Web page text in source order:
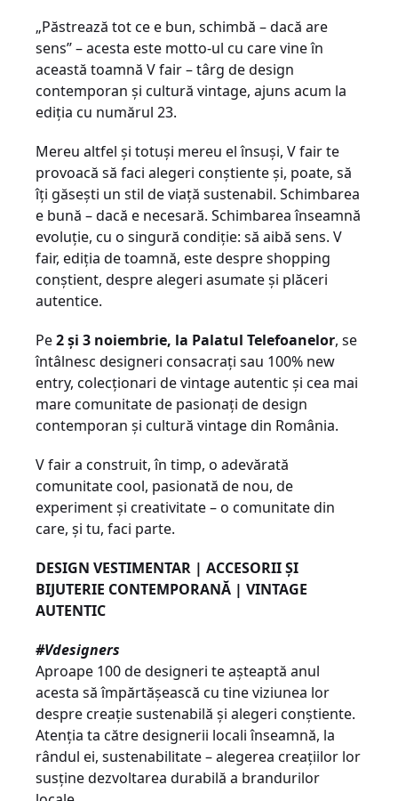
„Păstrează tot ce e bun, schimbă – dacă are
sens’’ – acesta este motto-ul cu care vine în
această toamnă V fair – târg de design
contemporan și cultură vintage, ajuns acum la
ediția cu numărul 23.
Mereu altfel și totuși mereu el însuși, V fair te
provoacă să faci alegeri conștiente și, poate, să
îți găsești un stil de viață sustenabil. Schimbarea
e bună – dacă e necesară. Schimbarea înseamnă
evoluție, cu o singură condiție: să aibă sens. V
fair, ediția de toamnă, este despre shopping
conștient, despre alegeri asumate și plăceri
autentice.
Pe2 și 3 noiembrie, la Palatul Telefoanelor, se
întâlnesc designeri consacrați sau 100% new
entry, colecționari de vintage autentic și cea mai
mare comunitate de pasionați de design
contemporan și cultură vintage din România.
V fair a construit, în timp, o adevărată
comunitate cool, pasionată de nou, de
experiment și creativitate – o comunitate din
care, și tu, faci parte.
DESIGN VESTIMENTAR | ACCESORII ȘI
BIJUTERIE CONTEMPORANĂ | VINTAGE
AUTENTIC
#Vdesigners
Aproape 100 de designeri te așteaptă anul
acesta să împărtășească cu tine viziunea lor
despre creație sustenabilă și alegeri conștiente.
Atenția ta către designerii locali înseamnă, la
rândul ei, sustenabilitate – alegerea creațiilor lor
susține dezvoltarea durabilă a brandurilor